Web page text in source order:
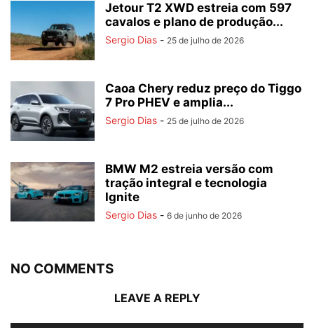
Jetour T2 XWD estreia com 597
cavalos e plano de produção...
Sergio Dias - 25 de julho de 2026
Caoa Chery reduz preço do Tiggo
7 Pro PHEV e amplia...
Sergio Dias - 25 de julho de 2026
BMW M2 estreia versão com
tração integral e tecnologia
Ignite
Sergio Dias - 6 de junho de 2026
NO COMMENTS
LEAVE A REPLY